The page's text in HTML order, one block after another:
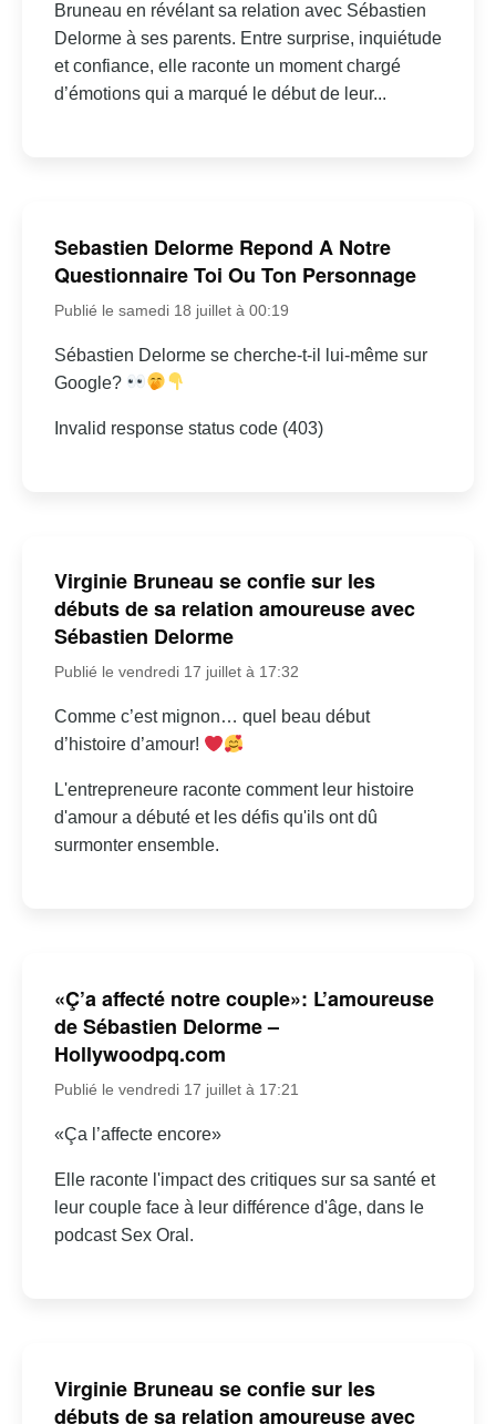
Bruneau en révélant sa relation avec Sébastien
Delorme à ses parents. Entre surprise, inquiétude
et confiance, elle raconte un moment chargé
d’émotions qui a marqué le début de leur...
Sebastien Delorme Repond A Notre
Questionnaire Toi Ou Ton Personnage
Publié le samedi 18 juillet à 00:19
Sébastien Delorme se cherche-t-il lui-même sur
Google?
Invalid response status code (403)
Virginie Bruneau se confie sur les
débuts de sa relation amoureuse avec
Sébastien Delorme
Publié le vendredi 17 juillet à 17:32
Comme c’est mignon… quel beau début
d’histoire d’amour!
L'entrepreneure raconte comment leur histoire
d'amour a débuté et les défis qu'ils ont dû
surmonter ensemble.
«Ç’a affecté notre couple»: L’amoureuse
de Sébastien Delorme –
Hollywoodpq.com
Publié le vendredi 17 juillet à 17:21
«Ça l’affecte encore»
Elle raconte l'impact des critiques sur sa santé et
leur couple face à leur différence d'âge, dans le
podcast Sex Oral.
Virginie Bruneau se confie sur les
débuts de sa relation amoureuse avec